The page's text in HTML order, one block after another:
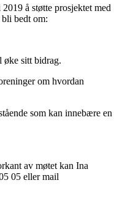
å støtte prosjektet med
bedt om:
sitt bidrag.
om hvordan
som kan innebære en
av møtet kan Ina
05 eller mail